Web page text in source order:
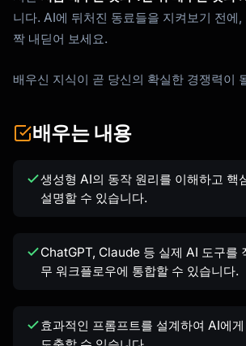
니다. AI에 뒤처진 동료들을 지켜보기 전에
짝 내딛어 보세요.
배우신 지식이 곧 당신의 확실한 경쟁력이
배우는 내용
생성형 AI의 동작 원리를 이해하고 핵
설명할 수 있습니다.
ChatGPT, Claude 등 실제 AI 도구를
무 워크플로우에 통합할 수 있습니다.
효과적인 프롬프트를 설계하여 AI에